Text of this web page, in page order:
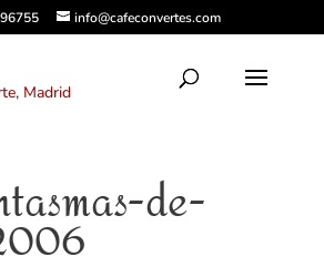
info@cafeconvertes.com
de-